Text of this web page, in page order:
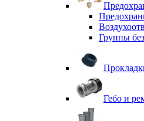
Группы
Гебо и